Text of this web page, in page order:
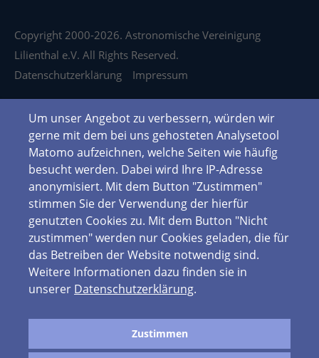
Copyright 2000-2026. Astronomische Vereinigung
Lilienthal e.V. All Rights Reserved.
Datenschutzerklärung
Impressum
Um unser Angebot zu verbessern, würden wir
gerne mit dem bei uns gehosteten Analysetool
Matomo aufzeichnen, welche Seiten wie häufig
besucht werden. Dabei wird Ihre IP-Adresse
anonymisiert. Mit dem Button "Zustimmen"
stimmen Sie der Verwendung der hierfür
genutzten Cookies zu. Mit dem Button "Nicht
zustimmen" werden nur Cookies geladen, die für
das Betreiben der Website notwendig sind.
Weitere Informationen dazu finden sie in
unserer Datenschutzerklärung.
Zustimmen